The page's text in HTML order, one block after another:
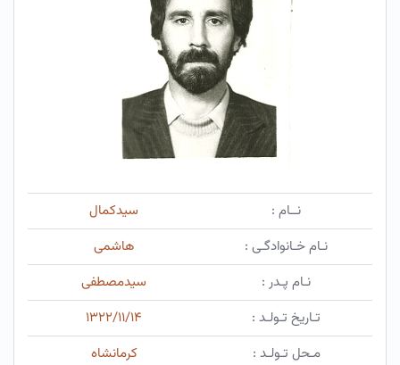
نــام :
سیدکمال
نـام خـانوادگـی :
هاشمی
نـام پـدر :
سیدمصطفی
تـاریخ تـولـد :
۱۳۲۲/۱۱/۱۴
مـحل تـولـد :
كرمانشاه